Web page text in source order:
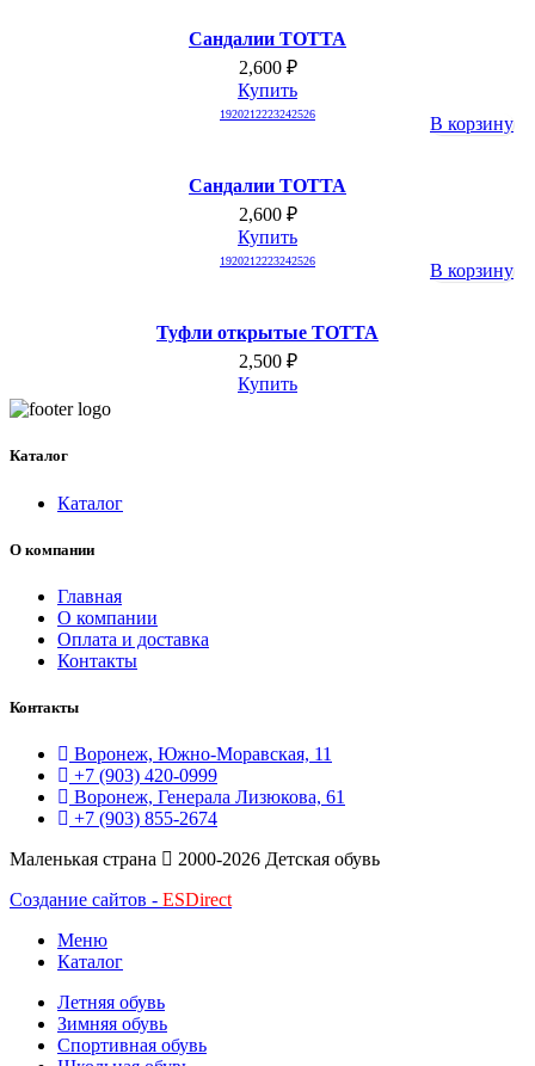
Сандалии ТОТТА
2,600 ₽
Купить
1920212223242526 В корзину
Сандалии ТОТТА
2,600 ₽
Купить
1920212223242526 В корзину
Туфли открытые ТОТТА
2,500 ₽
Купить
Каталог
Каталог
О компании
Главная
О компании
Оплата и доставка
Контакты
Контакты
Воронеж, Южно-Моравская, 11
+7 (903) 420-0999
Воронеж, Генерала Лизюкова, 61
+7 (903) 855-2674
Маленькая страна
2000-2026 Детская обувь
Создание сайтов - ESDirect
Меню
Каталог
Летняя обувь
Зимняя обувь
Спортивная обувь